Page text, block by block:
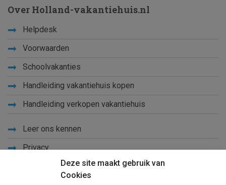
Deze site maakt gebruik van
Cookies
Over Holland-vakantiehuis.nl
Helpdesk
Voorwaarden
Schoolvakanties
Handleiding vakantiehuis kopen
Handleiding verkopen vakantiehuis
Leer ons kennen
Privacy